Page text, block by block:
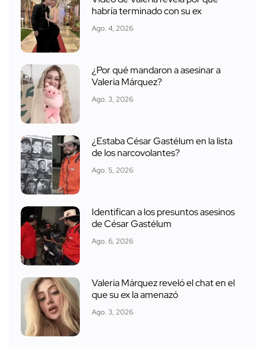
habría terminado con su ex
Ago. 4, 2026
¿Por qué mandaron a asesinar a
Valeria Márquez?
Ago. 3, 2026
¿Estaba César Gastélum en la lista
de los narcovolantes?
Ago. 5, 2026
Identifican a los presuntos asesinos
de César Gastélum
Ago. 6, 2026
Valeria Márquez reveló el chat en el
que su ex la amenazó
Ago. 3, 2026